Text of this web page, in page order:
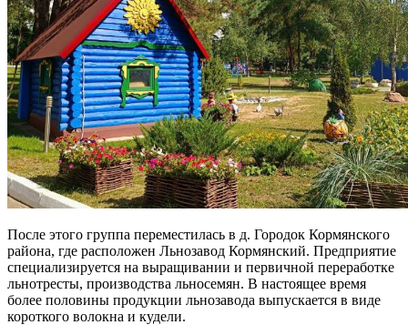
После этого группа переместилась в д. Городок Кормянского
района, где расположен Льнозавод Кормянский. Предприятие
специализируется на выращивании и первичной переработке
льнотресты, производства льносемян. В настоящее время
более половины продукции льнозавода выпускается в виде
короткого волокна и кудели.